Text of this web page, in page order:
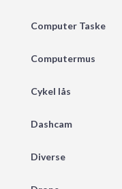
Computer Taske
Computermus
Cykel lås
Dashcam
Diverse